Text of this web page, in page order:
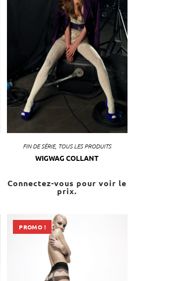
FIN DE SÉRIE, TOUS LES PRODUITS
WIGWAG COLLANT
Connectez-vous pour voir le
prix.
PROMO !